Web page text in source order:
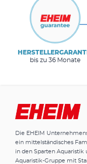
bis zu 36 Monate
Die EHEIM
ein mittelständisches
in den Sparten
Aquaristik-Gruppe mit